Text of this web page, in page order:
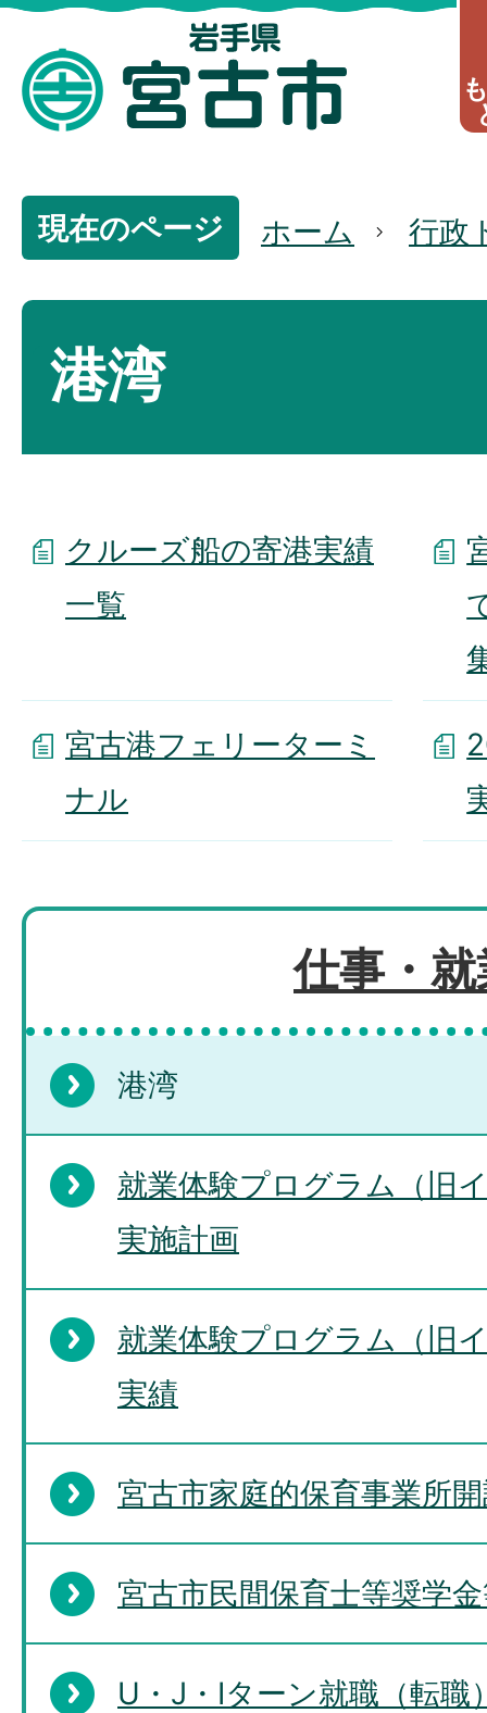
現在のページ ホーム 行政
港湾
クルーズ船の寄港実績
一覧
宮古港フェリーターミ
ナル
仕事・
港湾
就業体験プログラム（旧
実施計画
就業体験プログラム（旧
実績
宮古市家庭的保育事業所
宮古市民間保育士等奨学
U・J・Iターン就職（転職